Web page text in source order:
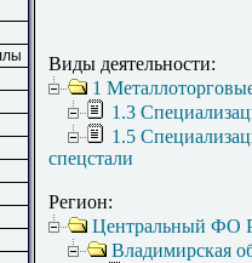
Виды деятельности:
1
1.3
1.5
спецстали
Регион:
Центральный ФО
Владимирская